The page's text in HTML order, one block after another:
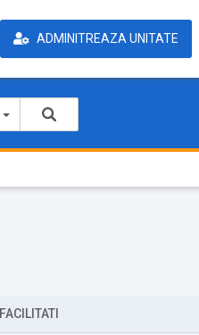
ADMINITREAZA UNITATE
FACILITATI